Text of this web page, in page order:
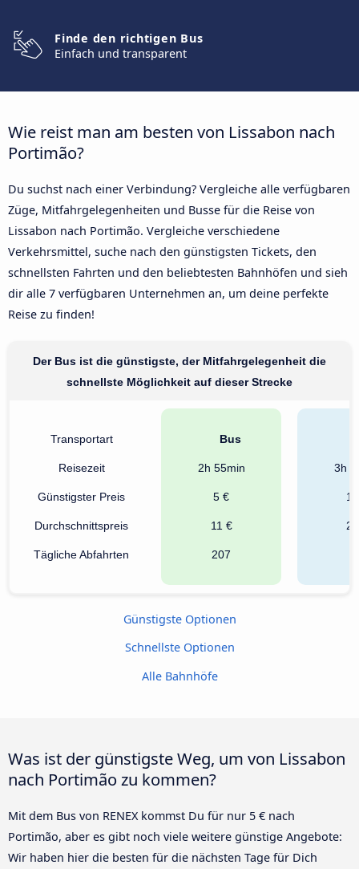
Finde den richtigen Bus
Einfach und transparent
Wie reist man am besten von Lissabon nach
Portimão?
Du suchst nach einer Verbindung? Vergleiche alle verfügbaren
Züge, Mitfahrgelegenheiten und Busse für die Reise von
Lissabon nach Portimão. Vergleiche verschiedene
Verkehrsmittel, suche nach den günstigsten Tickets, den
schnellsten Fahrten und den beliebtesten Bahnhöfen und sieh
dir alle 7 verfügbaren Unternehmen an, um deine perfekte
Reise zu finden!
Der Bus ist die günstigste, der Mitfahrgelegenheit die
schnellste Möglichkeit auf dieser Strecke
Transportart
Reisezeit
Günstigster Preis
Durchschnittspreis
Tägliche Abfahrten
Bus
2h 55min
5 €
11 €
207
3h
Günstigste Optionen
Schnellste Optionen
Alle Bahnhöfe
Was ist der günstigste Weg, um von Lissabon
nach Portimão zu kommen?
Mit dem Bus von RENEX kommst Du für nur 5 € nach
Portimão, aber es gibt noch viele weitere günstige Angebote:
Wir haben hier die besten für die nächsten Tage für Dich